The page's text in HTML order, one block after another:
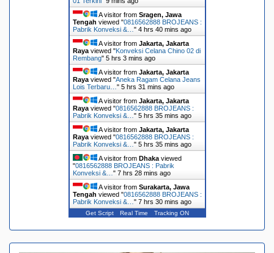
A visitor from Sragen, Jawa
Tengah viewed "0816562888 BROJEANS :
Pabrik Konveksi &… " 4 hrs 40 mins ago
A visitor from Jakarta, Jakarta
Rayaviewed "Konveksi Celana Chino 02 di
Rembang" 5 hrs 3 mins ago
A visitor from Jakarta, Jakarta
Rayaviewed "Aneka Ragam Celana Jeans
Lois Terbaru… " 5 hrs 31 mins ago
A visitor from Jakarta, Jakarta
Rayaviewed "0816562888 BROJEANS :
Pabrik Konveksi &… " 5 hrs 35 mins ago
A visitor from Jakarta, Jakarta
Rayaviewed "0816562888 BROJEANS :
Pabrik Konveksi &… " 5 hrs 35 mins ago
A visitor from Dhakaviewed
"0816562888 BROJEANS : Pabrik
Konveksi &… " 7 hrs 28 mins ago
A visitor from Surakarta, Jawa
Tengah viewed "0816562888 BROJEANS :
Pabrik Konveksi &… " 7 hrs 30 mins ago
Get Script Real Time Tracking ON